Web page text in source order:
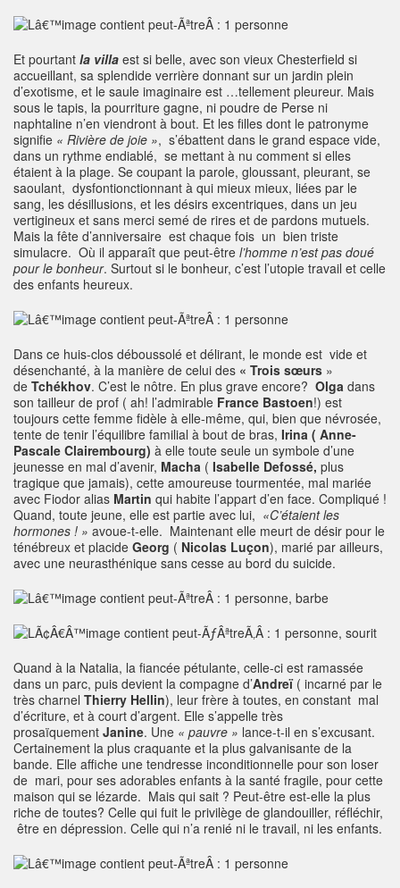
Et pourtant la villa est si belle, avec son vieux Chesterfield si
accueillant, sa splendide verrière donnant sur un jardin plein
d’exotisme, et le saule imaginaire est …tellement pleureur. Mais
sous le tapis, la pourriture gagne, ni poudre de Perse ni
naphtaline n’en viendront à bout. Et les filles dont le patronyme
signifie « Rivière de joie », s’ébattent dans le grand espace vide,
dans un rythme endiablé, se mettant à nu comment si elles
étaient à la plage. Se coupant la parole, gloussant, pleurant, se
saoulant, dysfontionctionnant à qui mieux mieux, liées par le
sang, les désillusions, et les désirs excentriques, dans un jeu
vertigineux et sans merci semé de rires et de pardons mutuels.
Mais la fête d’anniversaire est chaque fois un bien triste
simulacre. Où il apparaît que peut-être l’homme n’est pas doué
pour le bonheur. Surtout si le bonheur, c’est l’utopie travail et celle
des enfants heureux.
Dans ce huis-clos déboussolé et délirant, le monde est vide et
désenchanté, à la manière de celui des « Trois sœurs »
de Tchékhov. C’est le nôtre. En plus grave encore? Olga dans
son tailleur de prof ( ah! l’admirable France Bastoen!) est
toujours cette femme fidèle à elle-même, qui, bien que névrosée,
tente de tenir l’équilibre familial à bout de bras, Irina ( Anne-
Pascale Clairembourg) à elle toute seule un symbole d’une
jeunesse en mal d’avenir, Macha ( Isabelle Defossé, plus
tragique que jamais), cette amoureuse tourmentée, mal mariée
avec Fiodor alias Martin qui habite l’appart d’en face. Compliqué !
Quand, toute jeune, elle est partie avec lui, «C’étaient les
hormones ! » avoue-t-elle. Maintenant elle meurt de désir pour le
ténébreux et placide Georg ( Nicolas Luçon), marié par ailleurs,
avec une neurasthénique sans cesse au bord du suicide.
Quand à la Natalia, la fiancée pétulante, celle-ci est ramassée
dans un parc, puis devient la compagne d’Andreï ( incarné par le
très charnel Thierry Hellin), leur frère à toutes, en constant mal
d’écriture, et à court d’argent. Elle s’appelle très
prosaïquement Janine. Une « pauvre » lance-t-il en s’excusant.
Certainement la plus craquante et la plus galvanisante de la
bande. Elle affiche une tendresse inconditionnelle pour son loser
de mari, pour ses adorables enfants à la santé fragile, pour cette
maison qui se lézarde. Mais qui sait ? Peut-être est-elle la plus
riche de toutes? Celle qui fuit le privilège de glandouiller, réfléchir,
être en dépression. Celle qui n’a renié ni le travail, ni les enfants.